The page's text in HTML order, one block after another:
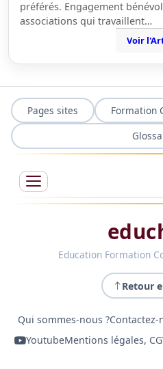
préférés. Engagement
associations qui travaillent…
Voir
Pages sites Formation
Education Formation
Retour
Qui sommes-nous ?Contactez-
YoutubeMentions légales,